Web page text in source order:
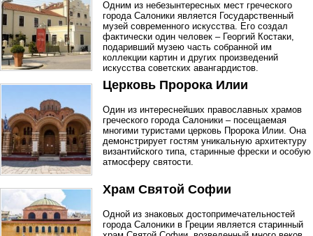
Одним из небезынтересных мест греческого
города Салоники является Государственный
музей современного искусства. Его создал
фактически один человек – Георгий Костаки,
подаривший музею часть собранной им
коллекции картин и других произведений
искусства советских авангардистов.
Церковь Пророка Илии
Один из интереснейших православных храмов
греческого города Салоники – посещаемая
многими туристами церковь Пророка Илии. Она
демонстрирует гостям уникальную архитектуру
византийского типа, старинные фрески и особую
атмосферу святости.
Храм Святой Софии
Одной из знаковых достопримечательностей
города Салоники в Греции является старинный